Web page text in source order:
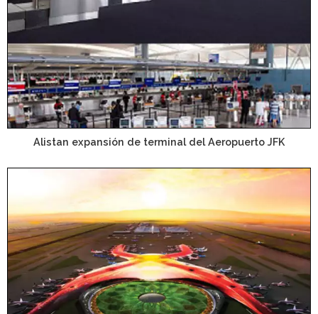
Alistan expansión de terminal del Aeropuerto JFK